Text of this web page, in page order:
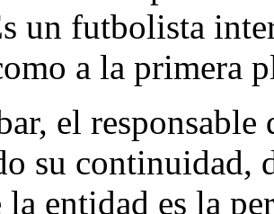
un futbolista
a la primera
el
su continuidad,
la entidad es la